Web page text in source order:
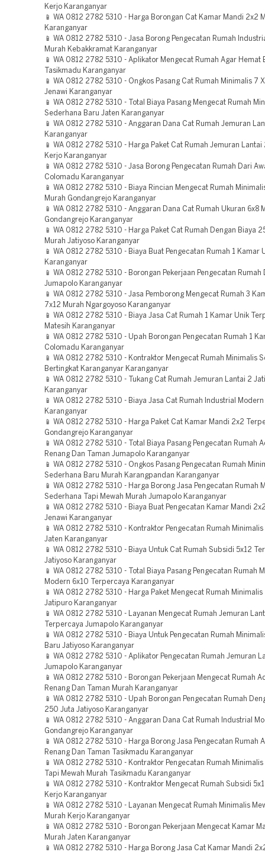
Kerjo Karanganyar
📱 WA 0812 2782 5310 - Harga Borongan Cat Kamar Mandi 2x2
Karanganyar
📱 WA 0812 2782 5310 - Jasa Borong Pengecatan Rumah
Murah Kebakkramat Karanganyar
📱 WA 0812 2782 5310 - Aplikator Mengecat Rumah Agar Hemat
Tasikmadu Karanganyar
📱 WA 0812 2782 5310 - Ongkos Pasang Cat Rumah Minimalis 7
Jenawi Karanganyar
📱 WA 0812 2782 5310 - Total Biaya Pasang Mengecat Rumah
Sederhana Baru Jaten Karanganyar
📱 WA 0812 2782 5310 - Anggaran Dana Cat Rumah Jemuran
Karanganyar
📱 WA 0812 2782 5310 - Harga Paket Cat Rumah Jemuran Lantai
Kerjo Karanganyar
📱 WA 0812 2782 5310 - Jasa Borong Pengecatan Rumah Dari
Colomadu Karanganyar
📱 WA 0812 2782 5310 - Biaya Rincian Mengecat Rumah
Murah Gondangrejo Karanganyar
📱 WA 0812 2782 5310 - Anggaran Dana Cat Rumah Ukuran 6x8
Gondangrejo Karanganyar
📱 WA 0812 2782 5310 - Harga Paket Cat Rumah Dengan Biaya
Murah Jatiyoso Karanganyar
📱 WA 0812 2782 5310 - Biaya Buat Pengecatan Rumah 1 Kamar
Karanganyar
📱 WA 0812 2782 5310 - Borongan Pekerjaan Pengecatan Rumah
Jumapolo Karanganyar
📱 WA 0812 2782 5310 - Jasa Pemborong Mengecat Rumah 3
7x12 Murah Ngargoyoso Karanganyar
📱 WA 0812 2782 5310 - Biaya Jasa Cat Rumah 1 Kamar Unik
Matesih Karanganyar
📱 WA 0812 2782 5310 - Upah Borongan Pengecatan Rumah 1
Colomadu Karanganyar
📱 WA 0812 2782 5310 - Kontraktor Mengecat Rumah Minimalis
Bertingkat Karanganyar Karanganyar
📱 WA 0812 2782 5310 - Tukang Cat Rumah Jemuran Lantai 2
Karanganyar
📱 WA 0812 2782 5310 - Biaya Jasa Cat Rumah Industrial
Karanganyar
📱 WA 0812 2782 5310 - Harga Paket Cat Kamar Mandi 2x2
Gondangrejo Karanganyar
📱 WA 0812 2782 5310 - Total Biaya Pasang Pengecatan Rumah
Renang Dan Taman Jumapolo Karanganyar
📱 WA 0812 2782 5310 - Ongkos Pasang Pengecatan Rumah
Sederhana Baru Murah Karangpandan Karanganyar
📱 WA 0812 2782 5310 - Harga Borong Jasa Pengecatan Rumah
Sederhana Tapi Mewah Murah Jumapolo Karanganyar
📱 WA 0812 2782 5310 - Biaya Buat Pengecatan Kamar Mandi
Jenawi Karanganyar
📱 WA 0812 2782 5310 - Kontraktor Pengecatan Rumah
Jaten Karanganyar
📱 WA 0812 2782 5310 - Biaya Untuk Cat Rumah Subsidi 5x12
Jatiyoso Karanganyar
📱 WA 0812 2782 5310 - Total Biaya Pasang Pengecatan Rumah
Modern 6x10 Terpercaya Karanganyar
📱 WA 0812 2782 5310 - Harga Paket Mengecat Rumah
Jatipuro Karanganyar
📱 WA 0812 2782 5310 - Layanan Mengecat Rumah Jemuran
Terpercaya Jumapolo Karanganyar
📱 WA 0812 2782 5310 - Biaya Untuk Pengecatan Rumah
Baru Jatiyoso Karanganyar
📱 WA 0812 2782 5310 - Aplikator Pengecatan Rumah Jemuran
Jumapolo Karanganyar
📱 WA 0812 2782 5310 - Borongan Pekerjaan Mengecat Rumah
Renang Dan Taman Murah Karanganyar
📱 WA 0812 2782 5310 - Upah Borongan Pengecatan Rumah
250 Juta Jatiyoso Karanganyar
📱 WA 0812 2782 5310 - Anggaran Dana Cat Rumah Industrial
Gondangrejo Karanganyar
📱 WA 0812 2782 5310 - Harga Borong Jasa Pengecatan Rumah
Renang Dan Taman Tasikmadu Karanganyar
📱 WA 0812 2782 5310 - Kontraktor Pengecatan Rumah
Tapi Mewah Murah Tasikmadu Karanganyar
📱 WA 0812 2782 5310 - Kontraktor Mengecat Rumah Subsidi
Kerjo Karanganyar
📱 WA 0812 2782 5310 - Layanan Mengecat Rumah Minimalis
Murah Kerjo Karanganyar
📱 WA 0812 2782 5310 - Borongan Pekerjaan Mengecat Kamar
Murah Jaten Karanganyar
📱 WA 0812 2782 5310 - Harga Borong Jasa Cat Kamar Mandi